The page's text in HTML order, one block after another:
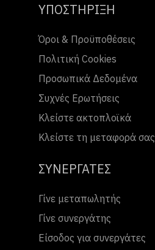
ΥΠΟΣΤΗΡΙΞΗ
Όροι & Προϋποθέσεις
Πολιτική Cookies
Προσωπικά Δεδομένα
Συχνές Ερωτήσεις
Κλείστε ακτοπλοϊκά
Κλείστε τη μεταφορά σας
ΣΥΝΕΡΓΑΤΕΣ
Γίνε μεταπωλητής
Γίνε συνεργάτης
Είσοδος για συνεργάτες